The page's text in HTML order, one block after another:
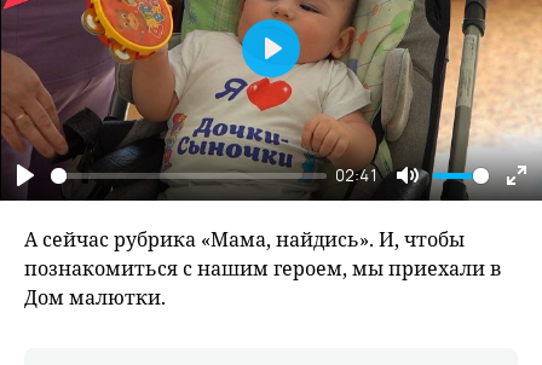
Play
02:41
Mute
Play
А сейчас рубрика «Мама, найдись». И, чтобы
познакомиться с нашим героем, мы приехали в
Дом малютки.